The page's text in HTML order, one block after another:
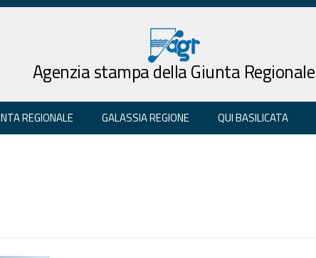
Agenzia stampa della Giunta Regionale
REGIONALE GALASSIA REGIONE QUI BASILICATA